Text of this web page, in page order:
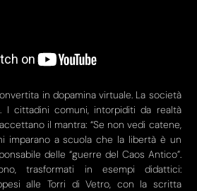
in dopamina virtuale. La società
I cittadini comuni, intorpiditi da realtà
il mantra: “Se non vedi catene,
imparano a scuola che la libertà è un
delle “guerre del Caos Antico”.
trasformati in esempi didattici:
alle Torri di Vetro, con la scritta